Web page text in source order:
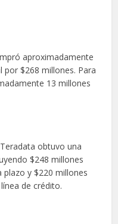
aproximadamente
por $268 millones. Para
13 millones
obtuvo una
$248 millones
y $220 millones
de crédito.